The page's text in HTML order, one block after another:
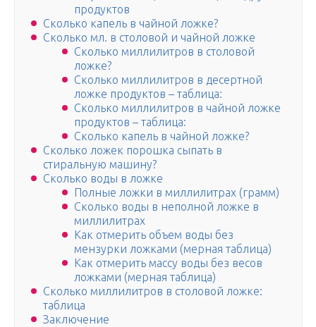
продуктов
Сколько капель в чайной ложке?
Сколько мл. в столовой и чайной ложке
Сколько миллилитров в столовой
ложке?
Сколько миллилитров в десертной
ложке продуктов – таблица:
Сколько миллилитров в чайной ложке
продуктов – таблица:
Сколько капель в чайной ложке?
Сколько ложек порошка сыпать в
стиральную машину?
Сколько воды в ложке
Полные ложки в миллилитрах (грамм)
Сколько воды в неполной ложке в
миллилитрах
Как отмерить объем воды без
мензурки ложками (мерная таблица)
Как отмерить массу воды без весов
ложками (мерная таблица)
Сколько миллилитров в столовой ложке:
таблица
Заключение